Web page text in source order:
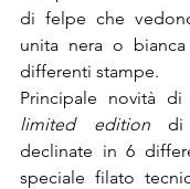
di felpe che
unita nera o
differenti stampe.
limited edition di
declinate in 6
speciale filato